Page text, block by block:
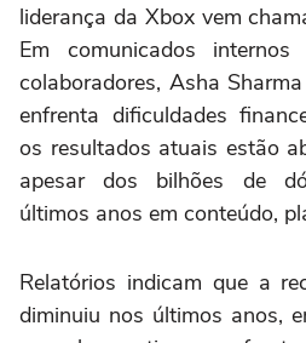
liderança da Xbox vem
Em comunicados
colaboradores, Asha
enfrenta dificuldades
os resultados atuais estão
apesar dos bilhões de
últimos anos em conteúdo,
Relatórios indicam que a
diminuiu nos últimos anos,